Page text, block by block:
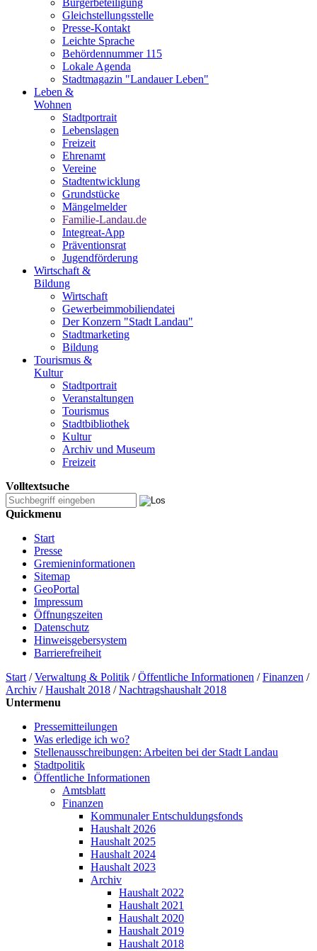
Bürgerbeteiligung
Gleichstellungsstelle
Presse-Kontakt
Leichte Sprache
Behördennummer 115
Lokale Agenda
Stadtmagazin "Landauer Leben"
Leben &
Wohnen
Stadtportrait
Lebenslagen
Freizeit
Ehrenamt
Vereine
Stadtentwicklung
Grundstücke
Mängelmelder
Familie-Landau.de
Integreat-App
Präventionsrat
Jugendförderung
Wirtschaft &
Bildung
Wirtschaft
Gewerbeimmobiliendatei
Der Konzern "Stadt Landau"
Stadtmarketing
Bildung
Tourismus &
Kultur
Stadtportrait
Veranstaltungen
Tourismus
Stadtbibliothek
Kultur
Archiv und Museum
Freizeit
Volltextsuche
Quickmenu
Start
Presse
Gremieninformationen
Sitemap
GeoPortal
Impressum
Öffnungszeiten
Datenschutz
Hinweisgebersystem
Barrierefreiheit
Start /Verwaltung & Politik /Öffentliche Informationen /Finanzen /
Archiv /Haushalt 2018 /Nachtragshaushalt 2018
Untermenu
Pressemitteilungen
Was erledige ich wo?
Stellenausschreibungen: Arbeiten bei der Stadt Landau
Stadtpolitik
Öffentliche Informationen
Amtsblatt
Finanzen
Kommunaler Entschuldungsfonds
Haushalt 2026
Haushalt 2025
Haushalt 2024
Haushalt 2023
Archiv
Haushalt 2022
Haushalt 2021
Haushalt 2020
Haushalt 2019
Haushalt 2018